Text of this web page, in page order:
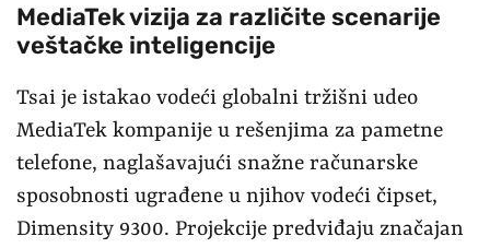
MediaTek vizija za različite scenarije
veštačke inteligencije
Tsai je istakao vodeći globalni tržišni udeo
MediaTek kompanije u rešenjima za pametne
telefone, naglašavajući snažne računarske
sposobnosti ugrađene u njihov vodeći čipset,
Dimensity 9300. Projekcije predviđaju značajan